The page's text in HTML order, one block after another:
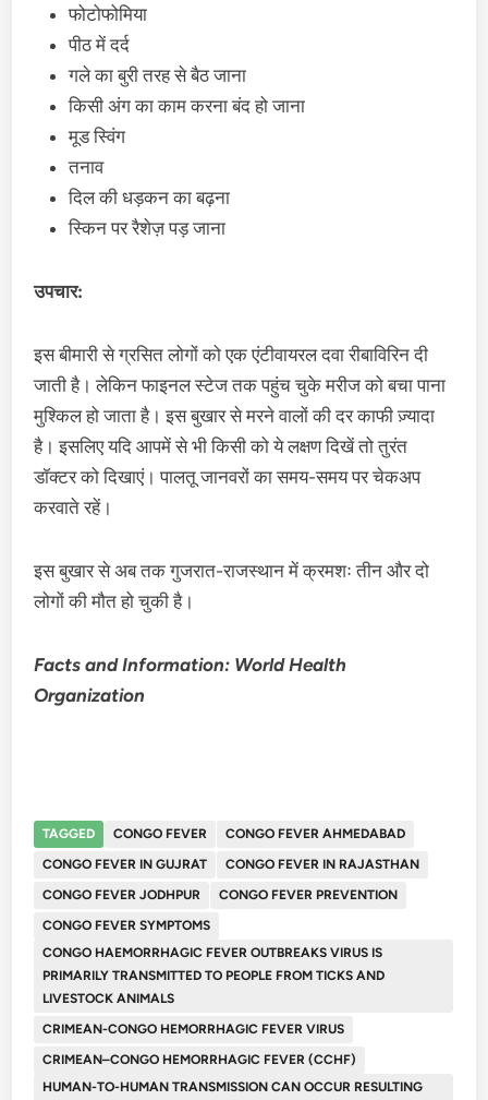
फोटोफोमिया
पीठ में दर्द
गले का बुरी तरह से बैठ जाना
किसी अंग का काम करना बंद हो जाना
मूड स्विंग
तनाव
दिल की धड़कन का बढ़ना
स्किन पर रैशेज़ पड़ जाना
उपचार:
इस बीमारी से ग्रसित लोगों को एक एंटीवायरल दवा रीबाविरिन दी
जाती है। लेकिन फाइनल स्टेज तक पहुंच चुके मरीज को बचा पाना
मुश्किल हो जाता है। इस बुखार से मरने वालों की दर काफी ज़्यादा
है। इसलिए यदि आपमें से भी किसी को ये लक्षण दिखें तो तुरंत
डॉक्टर को दिखाएं। पालतू जानवरों का समय-समय पर चेकअप
करवाते रहें।
इस बुखार से अब तक गुजरात-राजस्थान में क्रमशः तीन और दो
लोगों की मौत हो चुकी है।
Facts and Information: World Health
Organization
TAGGED CONGO FEVER
CONGO FEVER AHMEDABAD
CONGO FEVER IN GUJRAT
CONGO FEVER IN RAJASTHAN
CONGO FEVER JODHPUR
CONGO FEVER PREVENTION
CONGO FEVER SYMPTOMS
CONGO HAEMORRHAGIC FEVER OUTBREAKS VIRUS IS
PRIMARILY TRANSMITTED TO PEOPLE FROM TICKS AND
LIVESTOCK ANIMALS
CRIMEAN-CONGO HEMORRHAGIC FEVER VIRUS
CRIMEAN–CONGO HEMORRHAGIC FEVER (CCHF)
HUMAN-TO-HUMAN TRANSMISSION CAN OCCUR RESULTING